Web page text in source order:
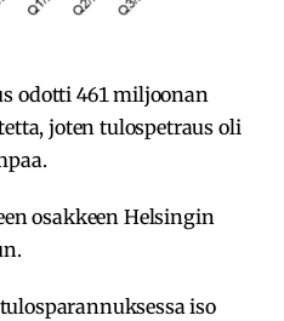
odotti 461 miljoonan
joten tulospetraus oli
osakkeen Helsingin
iso